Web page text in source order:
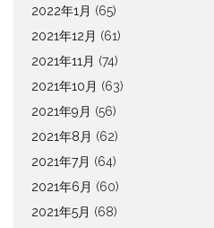
2022年1月 (65)
2021年12月 (61)
2021年11月 (74)
2021年10月 (63)
2021年9月 (56)
2021年8月 (62)
2021年7月 (64)
2021年6月 (60)
2021年5月 (68)